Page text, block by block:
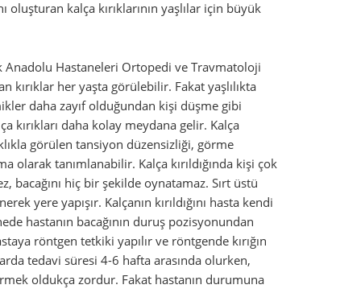
kalça kırıklarının yaşlılar için büyük
Anadolu Hastaneleri Ortopedi ve Travmatoloji
kırıklar her yaşta görülebilir. Fakat yaşlılıkta
daha zayıf olduğundan kişi düşme gibi
kırıkları daha kolay meydana gelir. Kalça
görülen tansiyon düzensizliği, görme
olarak tanımlanabilir. Kalça kırıldığında kişi çok
bacağını hiç bir şekilde oynatamaz. Sırt üstü
yere yapışır. Kalçanın kırıldığını hasta kendi
hastanın bacağının duruş pozisyonundan
röntgen tetkiki yapılır ve röntgende kırığın
tedavi süresi 4-6 hafta arasında olurken,
oldukça zordur. Fakat hastanın durumuna